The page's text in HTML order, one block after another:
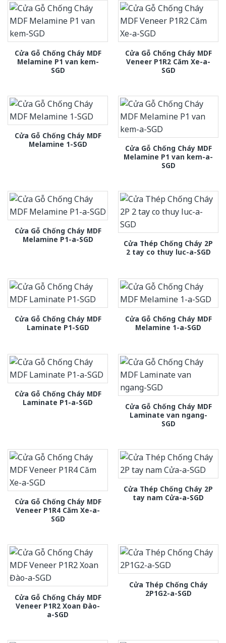
Cửa Gỗ Chống Cháy MDF
Melamine P1 van kem-
SGD
Cửa Gỗ Chống Cháy MDF
Veneer P1R2 Căm Xe-a-
SGD
Cửa Gỗ Chống Cháy MDF
Melamine 1-SGD
Cửa Gỗ Chống Cháy MDF
Melamine P1 van kem-a-
SGD
Cửa Gỗ Chống Cháy MDF
Melamine P1-a-SGD
Cửa Thép Chống Cháy 2P
2 tay co thuy luc-a-SGD
Cửa Gỗ Chống Cháy MDF
Laminate P1-SGD
Cửa Gỗ Chống Cháy MDF
Melamine 1-a-SGD
Cửa Gỗ Chống Cháy MDF
Laminate P1-a-SGD
Cửa Gỗ Chống Cháy MDF
Laminate van ngang-
SGD
Cửa Gỗ Chống Cháy MDF
Veneer P1R4 Căm Xe-a-
SGD
Cửa Thép Chống Cháy 2P
tay nam Cửa-a-SGD
Cửa Gỗ Chống Cháy MDF
Veneer P1R2 Xoan Đào-
a-SGD
Cửa Thép Chống Cháy
2P1G2-a-SGD